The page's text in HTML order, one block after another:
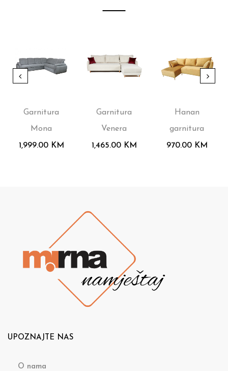
Garnitura
Mona
1,999.00 KM
Garnitura
Venera
1,465.00 KM
Hanan
garnitura
970.00 KM
UPOZNAJTE NAS
O nama